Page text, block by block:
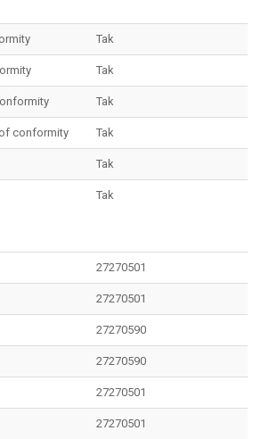
Tak
Tak
Tak
conformity Tak
Tak
Tak
27270501
27270501
27270590
27270590
27270501
27270501